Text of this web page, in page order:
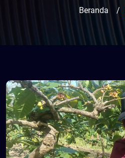
Beranda /